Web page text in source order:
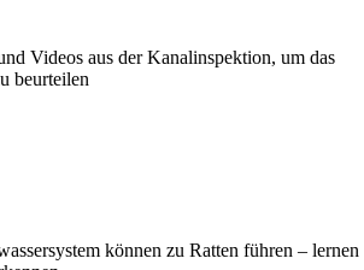
Videos aus der Kanalinspektion, um das
beurteilen
können zu Ratten führen – lernen